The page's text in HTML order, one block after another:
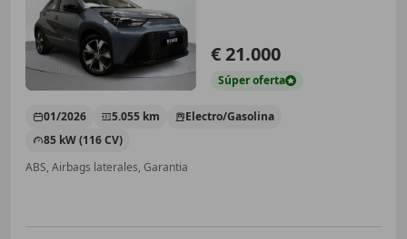
€ 21.000
Súperoferta
01/2026 5.055 km
Electro/Gasolina
85 kW (116 CV)
ABS, Airbags laterales, Garantia